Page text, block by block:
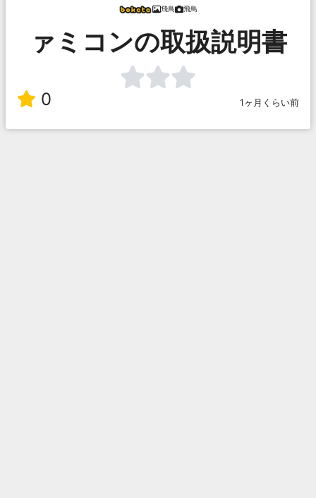
飛鳥 飛鳥
ァミコンの取扱説明書
0 1ヶ月くらい前